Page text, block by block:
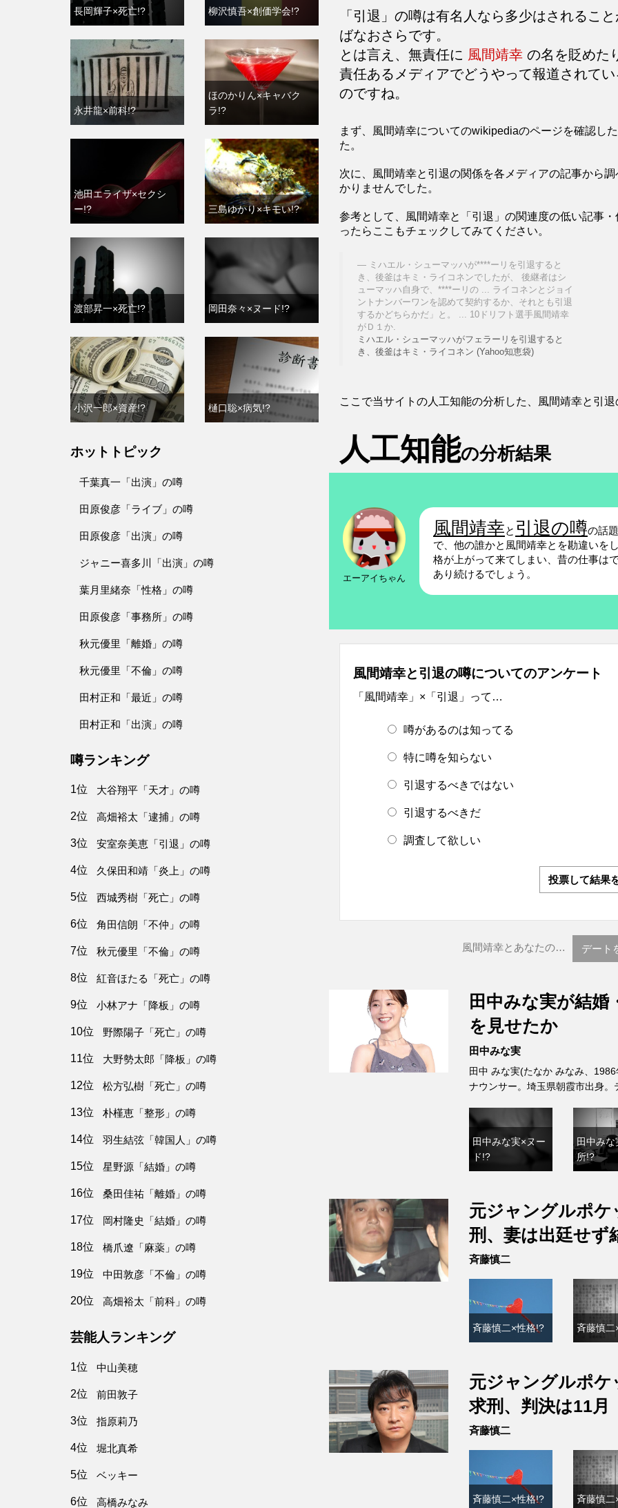
「引退」の噂は有名人なら多少はされるこ
ばなおさらです。
とは言え、無責任に 風間靖幸 の名を貶めた
責任あるメディアでどうやって報道されて
のですね。
まず、風間靖幸についてのwikipediaのページを確認し
た。
次に、風間靖幸と引退の関係を各メディアの記事から
かりませんでした。
参考として、風間靖幸と「引退」の関連度の低い記事
ったらここもチェックしてみてください。
ミハエル・シューマッハが****ーリを引退すると
き、後釜はキミ・ライコネンでしたが、 後継者はシ
ューマッハ自身で、****ーリの ... ライコネンとジョイ
ントナンバーワンを認めて契約するか、それとも引退
するかどちらかだ」と。 ... 10ドリフト選手風間靖幸
がＤ１か.
ミハエル・シューマッハがフェラーリを引退すると
き、後釜はキミ・ライコネン (Yahoo知恵袋)
ここで当サイトの人工知能の分析した、風間靖幸と引
人工知能の分析結果
エーアイちゃん
風間靖幸と 引退の噂の話
で、他の誰かと風間靖幸とを勘違いを
格が上がって来てしまい、昔の仕事は
あり続けるでしょう。
風間靖幸と引退の噂についてのアンケート
「風間靖幸」×「引退」って…
噂があるのは知ってる
特に噂を知らない
引退するべきではない
引退するべきだ
調査して欲しい
投票して結果
風間靖幸とあなたの… デート
田中みな実が結婚
を見せたか
田中みな実
田中 みな実(たなか みなみ、
ナウンサー。埼玉県朝霞市出身。
田中みな実×ヌー
ド!?
田中み
所!?
元ジャングルポケ
刑、妻は出廷せず
斉藤慎二
斉藤慎二×性格!? 斉藤慎二
元ジャングルポケ
求刑、判決は11月
斉藤慎二
斉藤慎二×性格!? 斉藤慎二
長岡輝子×死亡!? 柳沢慎吾×創価学会!?
永井龍×前科!?
ほのかりん×キャバク
ラ!?
池田エライザ×セクシ
ー!?
三島ゆかり×キモい!?
渡部昇一×死亡!? 岡田奈々×ヌード!?
小沢一郎×資産!? 樋口聡×病気!?
ホットトピック
千葉真一「出演」の噂
田原俊彦「ライブ」の噂
田原俊彦「出演」の噂
ジャニー喜多川「出演」の噂
葉月里緒奈「性格」の噂
田原俊彦「事務所」の噂
秋元優里「離婚」の噂
秋元優里「不倫」の噂
田村正和「最近」の噂
田村正和「出演」の噂
噂ランキング
1位 大谷翔平「天才」の噂
2位 高畑裕太「逮捕」の噂
3位 安室奈美恵「引退」の噂
4位 久保田和靖「炎上」の噂
5位 西城秀樹「死亡」の噂
6位 角田信朗「不仲」の噂
7位 秋元優里「不倫」の噂
8位 紅音ほたる「死亡」の噂
9位 小林アナ「降板」の噂
10位 野際陽子「死亡」の噂
11位 大野勢太郎「降板」の噂
12位 松方弘樹「死亡」の噂
13位 朴槿恵「整形」の噂
14位 羽生結弦「韓国人」の噂
15位 星野源「結婚」の噂
16位 桑田佳祐「離婚」の噂
17位 岡村隆史「結婚」の噂
18位 橋爪遼「麻薬」の噂
19位 中田敦彦「不倫」の噂
20位 高畑裕太「前科」の噂
芸能人ランキング
1位 中山美穂
2位 前田敦子
3位 指原莉乃
4位 堀北真希
5位 ベッキー
6位 高橋みなみ